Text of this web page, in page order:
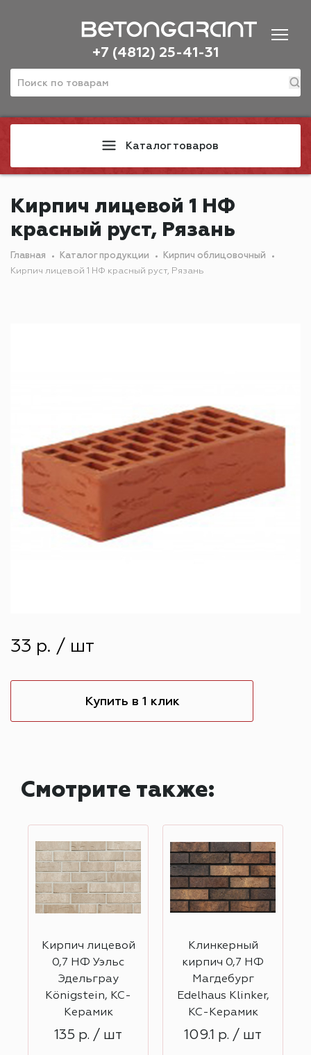
+7 (4812) 25-41-31
Каталог товаров
Кирпич лицевой 1 НФ
красный руст, Рязань
Главная Каталог продукции
Кирпич облицовочный
Кирпич лицевой 1 НФ красный руст, Рязань
33 р. / шт
Купить в 1 клик
Смотрите также:
Кирпич лицевой
0,7 НФ Уэльс
Эдельграу
Königstein, КС-
Керамик
135 р. / шт
Клинкерный
кирпич 0,7 НФ
Магдебург
Edelhaus Klinker,
КС-Керамик
109.1 р. / шт